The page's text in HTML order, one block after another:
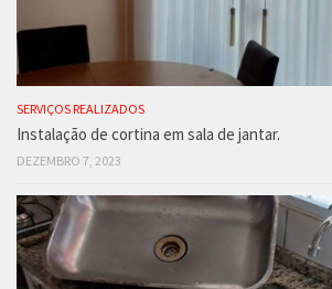
SERVIÇOS REALIZADOS
Instalação de cortina em sala de jantar.
DEZEMBRO 7, 2023